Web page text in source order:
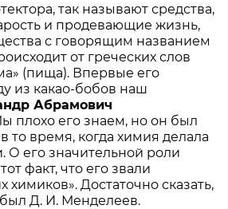
так называют средства,
и продевающие жизнь,
с говорящим названием
от греческих слов
(пища). Впервые его
из какао-бобов наш
Абрамович
плохо его знаем, но он был
время, когда химия делала
О его значительной роли
факт, что его звали
химиков». Достаточно сказать,
Д. И. Менделеев.